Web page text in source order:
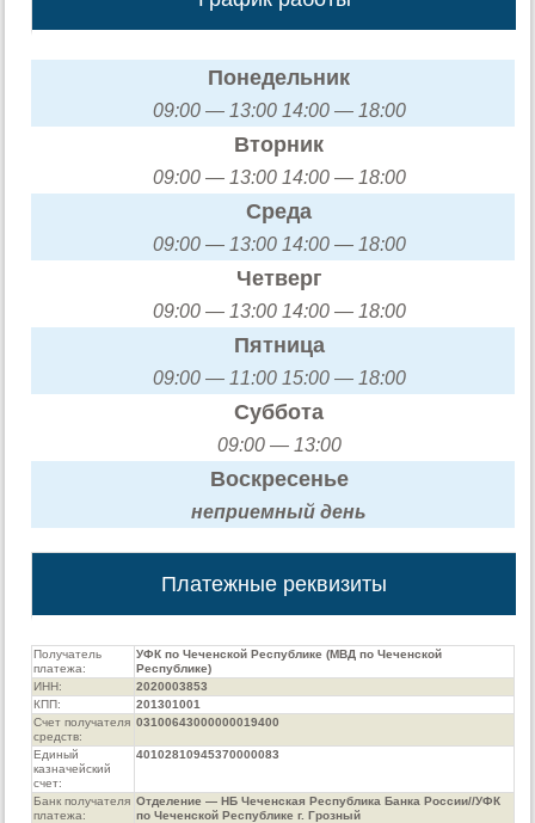
Понедельник
09:00 — 13:00 14:00 — 18:00
Вторник
09:00 — 13:00 14:00 — 18:00
Среда
09:00 — 13:00 14:00 — 18:00
Четверг
09:00 — 13:00 14:00 — 18:00
Пятница
09:00 — 11:00 15:00 — 18:00
Суббота
09:00 — 13:00
Воскресенье
неприемный день
Платежные реквизиты
Получатель
платежа:
УФК по Чеченской Республике (МВД по Чеченской
Республике)
ИНН:
2020003853
КПП:
201301001
Счет получателя
средств:
03100643000000019400
Единый
казначейский
счет:
40102810945370000083
Банк получателя
платежа:
Отделение — НБ Чеченская Республика Банка России//УФК
по Чеченской Республике г. Грозный